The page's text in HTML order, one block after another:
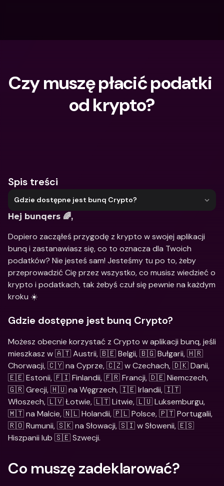
Czy muszę płacić podatki
od krypto?
Spis treści
Gdzie dostępne jest bunq Crypto?
Hej bunqers 🌈,
Dopiero zacząłeś przygodę z krypto w swojej aplikacji
bunq i zastanawiasz się, co to oznacza dla Twoich
podatków? Nie jesteś sam! Jesteśmy tu po to, żeby
przeprowadzić Cię przez wszystko, co musisz wiedzieć o
krypto i podatkach, tak żebyś czuł się pewnie na każdym
kroku ☀️
Gdzie dostępne jest bunq Crypto?
Możesz obecnie korzystać z Crypto w aplikacji bunq, jeśli
mieszkasz w 🇦🇹 Austrii, 🇧🇪 Belgii, 🇧🇬 Bułgarii, 🇭🇷
Chorwacji, 🇨🇾 na Cyprze, 🇨🇿 w Czechach, 🇩🇰 Danii,
🇪🇪 Estonii, 🇫🇮 Finlandii, 🇫🇷 Francji, 🇩🇪 Niemczech,
🇬🇷 Grecji, 🇭🇺 na Węgrzech, 🇮🇪 Irlandii, 🇮🇹
Włoszech, 🇱🇻 Łotwie, 🇱🇹 Litwie, 🇱🇺 Luksemburgu,
🇲🇹 na Malcie, 🇳🇱 Holandii, 🇵🇱 Polsce, 🇵🇹 Portugalii,
🇷🇴 Rumunii, 🇸🇰 na Słowacji, 🇸🇮 w Słowenii, 🇪🇸
Hiszpanii lub 🇸🇪 Szwecji.
Co muszę zadeklarować?